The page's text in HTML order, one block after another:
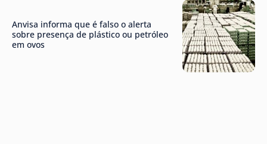
Anvisa informa que é falso o alerta
sobre presença de plástico ou petróleo
em ovos